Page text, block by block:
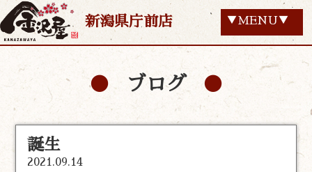
新潟県庁前店 ▼MENU▼
ブログ
誕生
2021.09.14